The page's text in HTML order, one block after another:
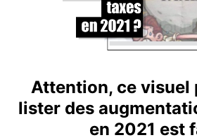
Attention, ce visuel
lister des
en 2021 est